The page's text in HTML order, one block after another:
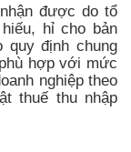
được do tổ
hỉ cho bản
quy định chung
hợp với mức
nghiệp theo
thuế thu nhập